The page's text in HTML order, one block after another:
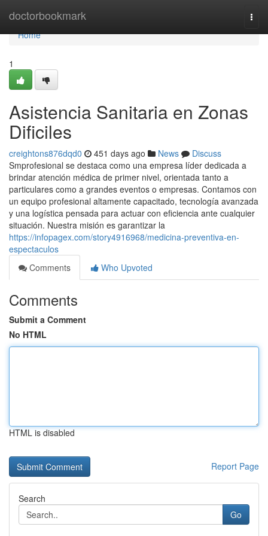
doctorbookmark
Home
Home
1
Asistencia Sanitaria en Zonas
Dificiles
creightons876dqd0 451 days ago News
Discuss
Smprofesional se destaca como una empresa líder dedicada a
brindar atención médica de primer nivel, orientada tanto a
particulares como a grandes eventos o empresas. Contamos con
un equipo profesional altamente capacitado, tecnología avanzada
y una logística pensada para actuar con eficiencia ante cualquier
situación. Nuestra misión es garantizar la
https://infopagex.com/story4916968/medicina-preventiva-en-
espectaculos
Comments
Who Upvoted
Comments
Submit a Comment
No HTML
HTML is disabled
Report Page
Search
Go